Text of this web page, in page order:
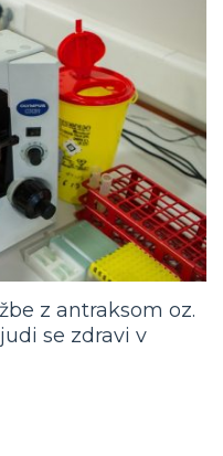
z antraksom oz.
se zdravi v